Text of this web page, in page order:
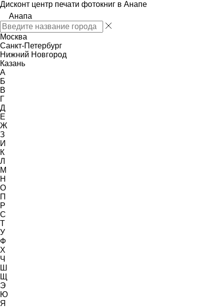
Дисконт центр печати фотокниг в Анапе
Анапа
Москва
Санкт-Петербург
Нижний Новгород
Казань
А
Б
В
Г
Д
Е
Ж
З
И
К
Л
М
Н
О
П
Р
С
Т
У
Ф
Х
Ч
Ш
Щ
Э
Ю
Я